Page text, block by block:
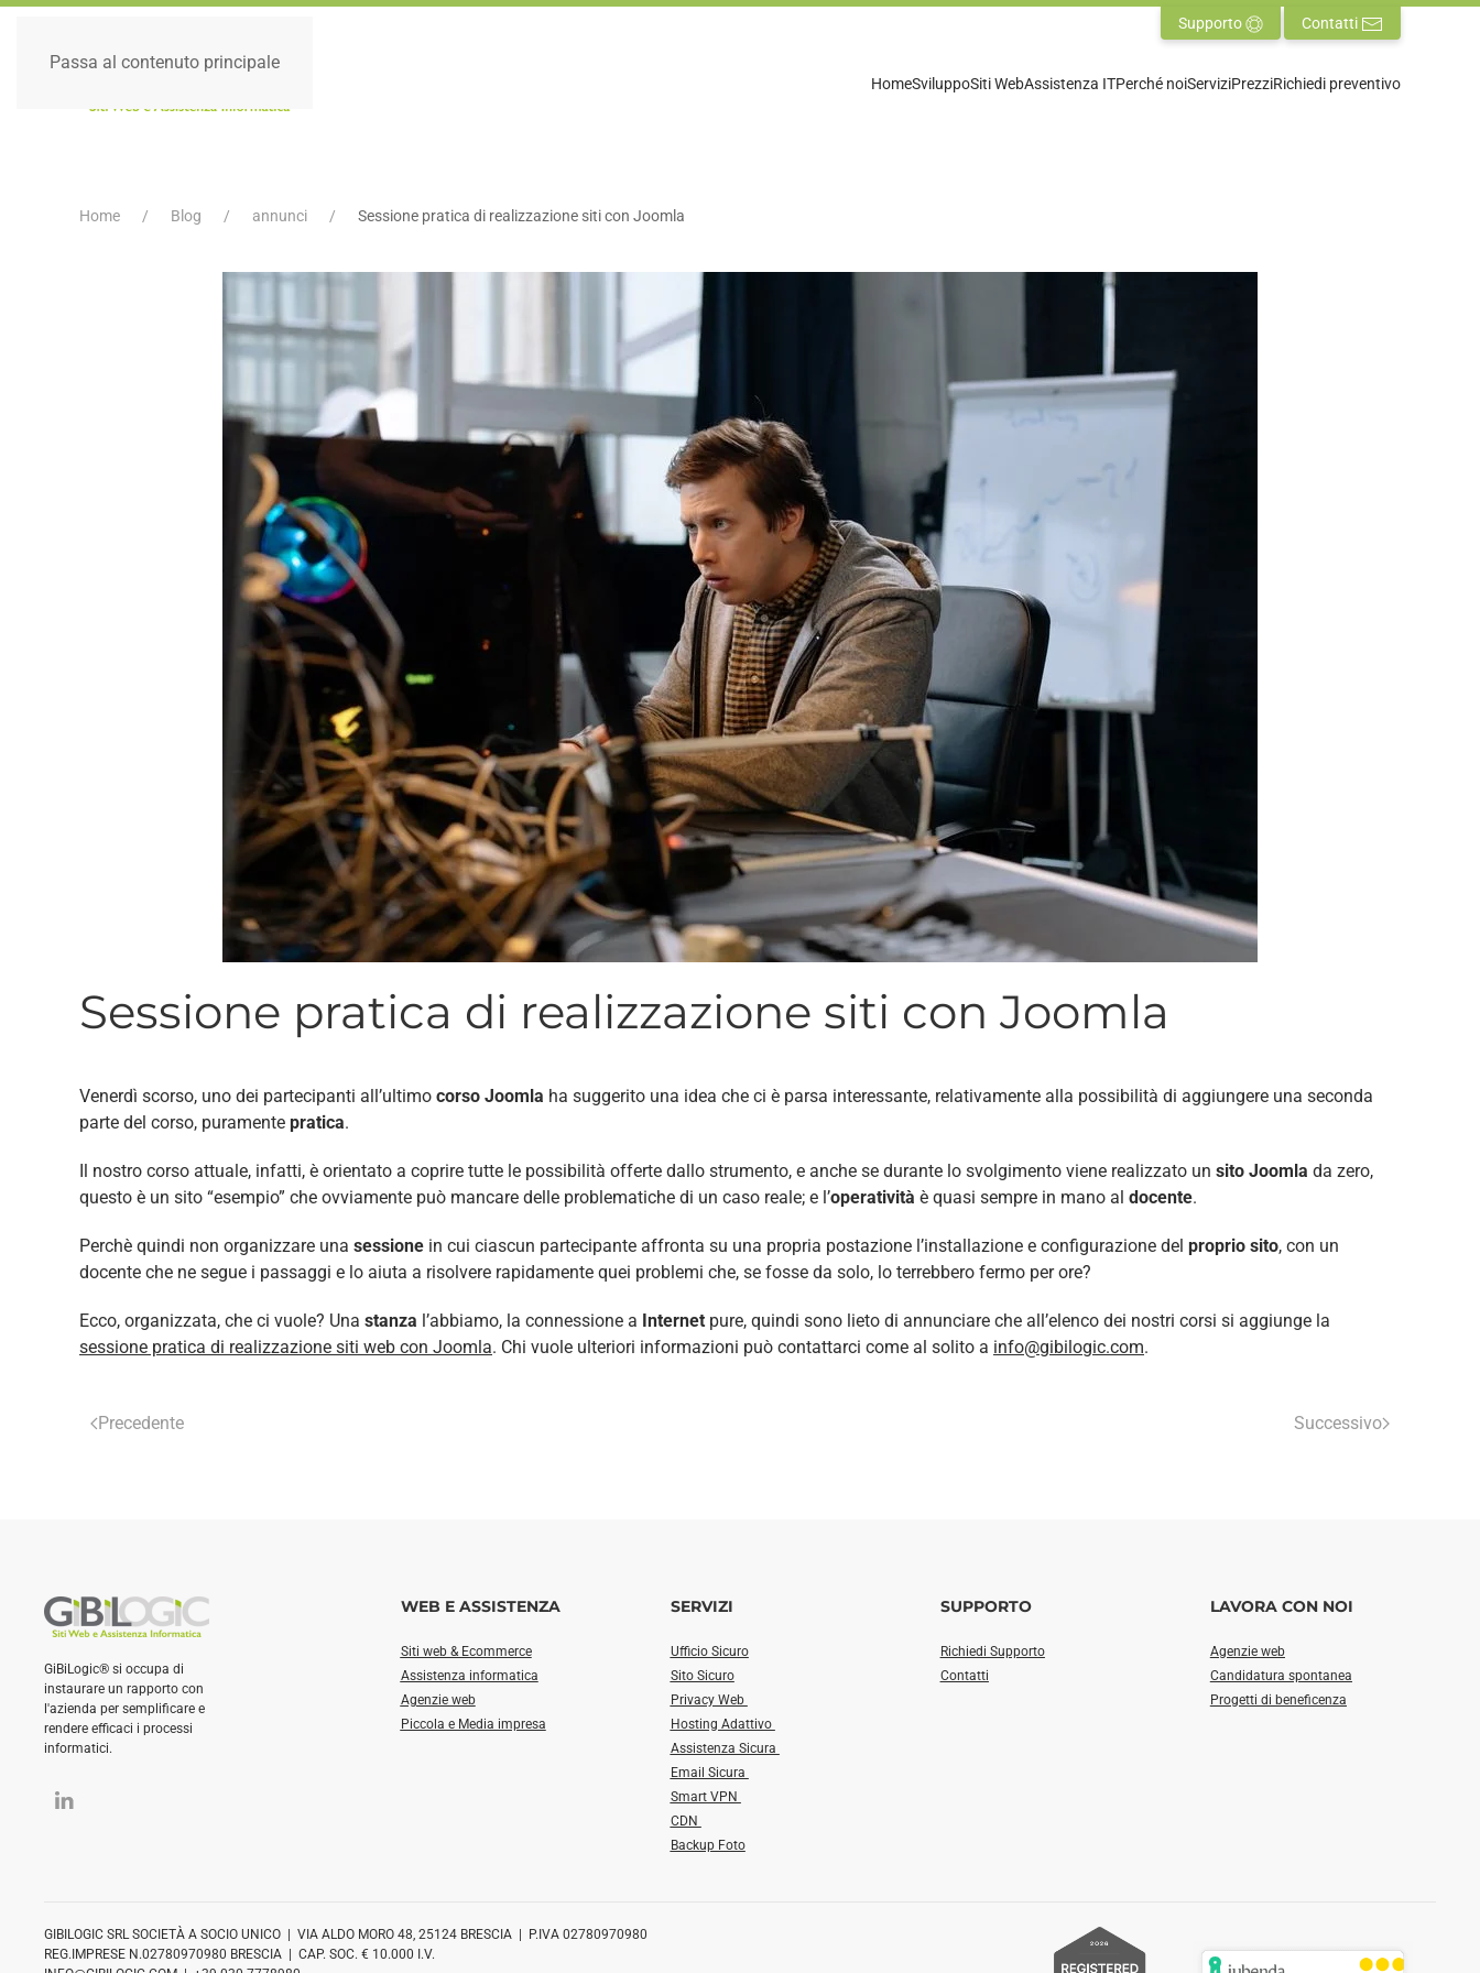
Passa al contenuto principale
Supporto Contatti
HomeSviluppoSiti WebAssistenza ITPerché noiServiziPrezziRichiedi preventivo
Home Blog annunci Sessione pratica di realizzazione siti con Joomla
Sessione pratica di realizzazione siti con Joomla
Venerdì scorso, uno dei partecipanti all’ultimo corso Joomla ha suggerito una idea che ci è parsa interessante, relativamente alla possibilità di aggiungere una seconda
parte del corso, puramente pratica.
Il nostro corso attuale, infatti, è orientato a coprire tutte le possibilità offerte dallo strumento, e anche se durante lo svolgimento viene realizzato un sito Joomla da zero,
questo è un sito “esempio” che ovviamente può mancare delle problematiche di un caso reale; e l’operatività è quasi sempre in mano al docente.
Perchè quindi non organizzare una sessione in cui ciascun partecipante affronta su una propria postazione l’installazione e configurazione del proprio sito, con un
docente che ne segue i passaggi e lo aiuta a risolvere rapidamente quei problemi che, se fosse da solo, lo terrebbero fermo per ore?
Ecco, organizzata, che ci vuole? Una stanza l’abbiamo, la connessione a Internet pure, quindi sono lieto di annunciare che all’elenco dei nostri corsi si aggiunge la
sessione pratica di realizzazione siti web con Joomla. Chi vuole ulteriori informazioni può contattarci come al solito a info@gibilogic.com.
Precedente Successivo
GiBiLogic® si occupa di
instaurare un rapporto con
l'azienda per semplificare e
rendere efficaci i processi
informatici.
WEB E ASSISTENZA
Siti web & Ecommerce
Assistenza informatica
Agenzie web
Piccola e Media impresa
SERVIZI
Ufficio Sicuro
Sito Sicuro
Privacy Web
Hosting Adattivo
Assistenza Sicura
Email Sicura
Smart VPN
CDN
Backup Foto
SUPPORTO
Richiedi Supporto
Contatti
LAVORA CON NOI
Agenzie web
Candidatura spontanea
Progetti di beneficenza
GIBILOGIC SRL SOCIETÀ A SOCIO UNICO | VIA ALDO MORO 48, 25124 BRESCIA | P.IVA 02780970980
REG.IMPRESE N.02780970980 BRESCIA | CAP. SOC. € 10.000 I.V.